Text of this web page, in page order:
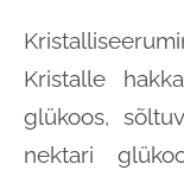
Kristalle
glükoos,
nektari